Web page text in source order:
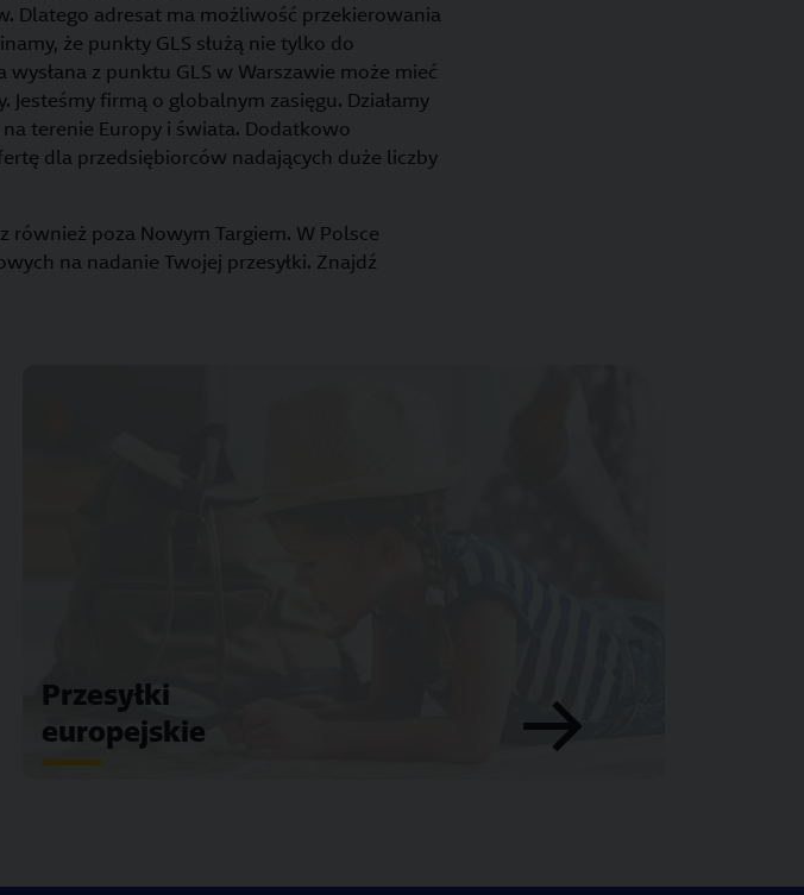
Dlatego adresat ma możliwość przekierowania
że punkty GLS służą nie tylko do
z punktu GLS w Warszawie może mieć
firmą o globalnym zasięgu. Działamy
terenie Europy i świata. Dodatkowo
dla przedsiębiorców nadających duże liczby
również poza Nowym Targiem. W Polsce
na nadanie Twojej przesyłki. Znajdź
Przesyłki
europejskie